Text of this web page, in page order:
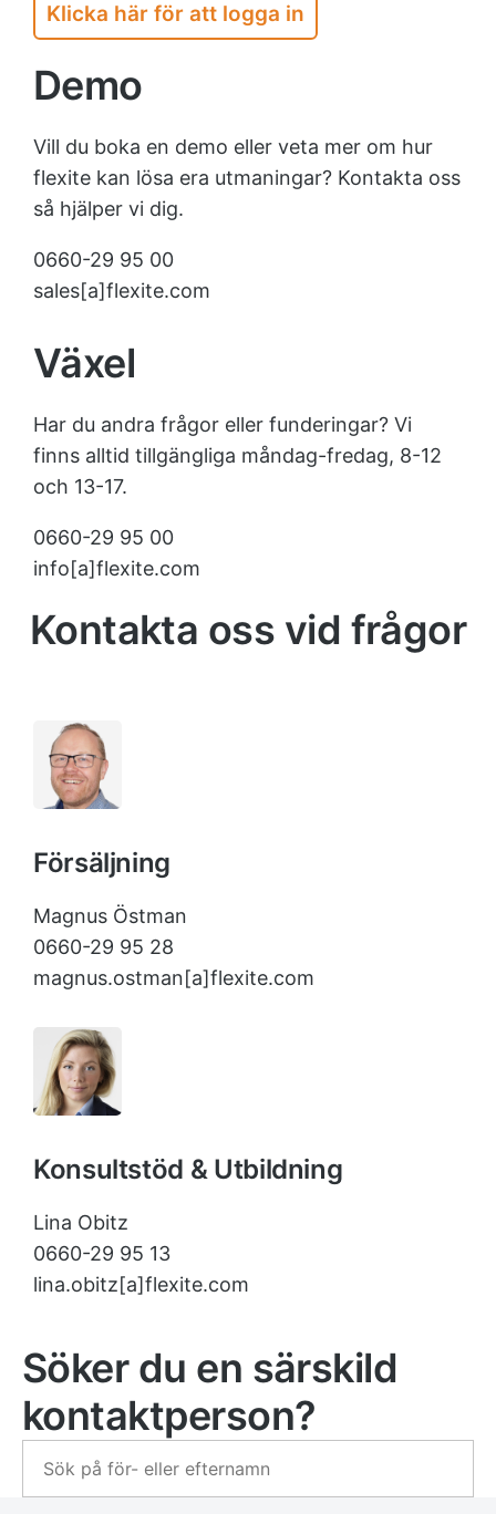
Klicka här för att logga in
Demo
Vill du boka en demo eller veta mer om hur
flexite kan lösa era utmaningar? Kontakta oss
så hjälper vi dig.
0660-29 95 00
sales[a]flexite.com
Växel
Har du andra frågor eller funderingar? Vi
finns alltid tillgängliga måndag-fredag, 8-12
och 13-17.
0660-29 95 00
info[a]flexite.com
Kontakta oss vid frågor
Försäljning
Magnus Östman
0660-29 95 28
magnus.ostman[a]flexite.com
Konsultstöd & Utbildning
Lina Obitz
0660-29 95 13
lina.obitz[a]flexite.com
Söker du en särskild
kontaktperson?